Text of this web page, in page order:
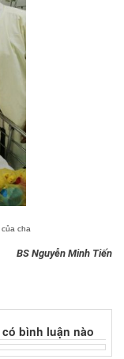
của cha
BS Nguyễn Minh Tiến